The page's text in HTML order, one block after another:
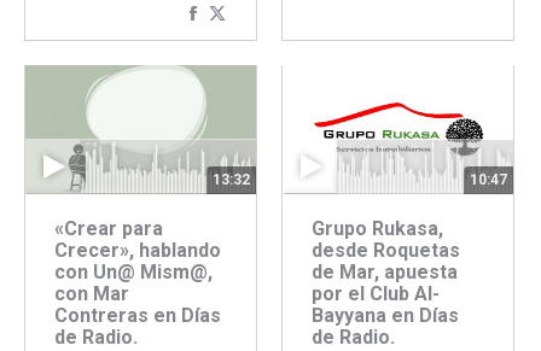
Compartir
con
Facebook
con
Twitter
13:32
«Crear para
Crecer», hablando
con Un@ Mism@,
con Mar
Contreras en Días
de Radio.
10:47
Grupo Rukasa,
desde Roquetas
de Mar, apuesta
por el Club Al-
Bayyana en Días
de Radio.